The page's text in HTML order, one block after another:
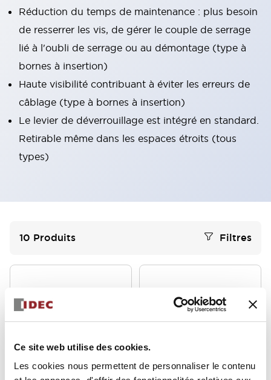
Ce site web utilise des cookies.
Les cookies nous permettent de personnaliser le contenu
Réduction du temps de maintenance : plus besoin
de resserrer les vis, de gérer le couple de serrage
lié à l'oubli de serrage ou au démontage (type à
bornes à insertion)
Haute visibilité contribuant à éviter les erreurs de
câblage (type à bornes à insertion)
Le levier de déverrouillage est intégré en standard.
Retirable même dans les espaces étroits (tous
types)
10 Produits Filtres
Série SJ Série SJ